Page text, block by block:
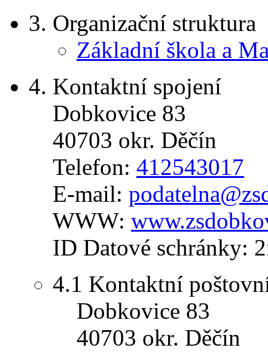
3. Organizační struktura
Základní škola a
4. Kontaktní spojení
Dobkovice 83
40703 okr. Děčín
Telefon: 412543017
E-mail:
WWW:
ID Datové schránky:
4.1 Kontaktní
Dobkovice 83
40703 okr. Děčín